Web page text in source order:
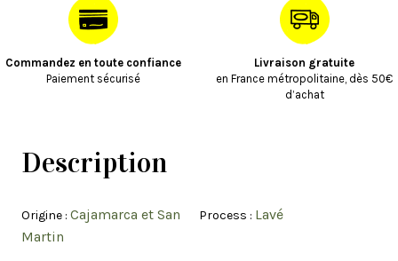
PUR
ARABICA
RAISONNÉE
Commandez en toute confiance
Paiement sécurisé
Livraison gratuite
en France métropolitaine, dès 50€
d’achat
Description
Origine : Cajamarca et San
Martin
Process : Lavé